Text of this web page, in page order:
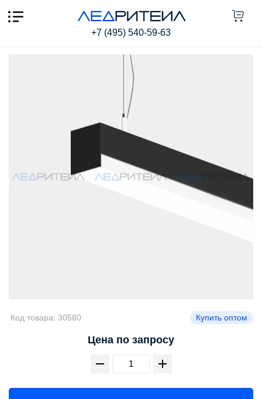
+7 (495) 540-59-63
Подвесной светильник SR LINEA ROPE P4034 22W
2200Lm 6000K 750mm
Код товара: 30580 Купить оптом
Цена по запросу